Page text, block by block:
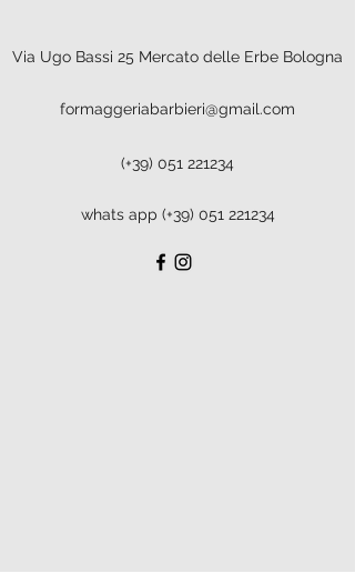
Via Ugo Bassi 25 Mercato delle Erbe Bologna
formaggeriabarbieri@gmail.com
(+39) 051 221234
whats app (+39) 051 221234